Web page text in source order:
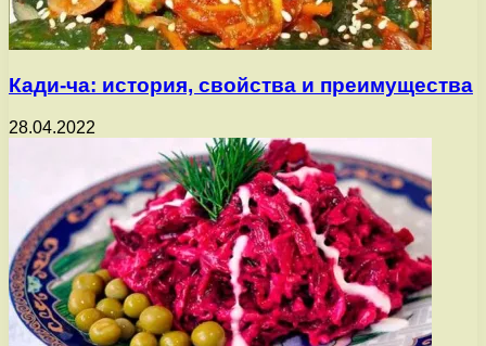
Кади-ча: история, свойства и преимущества
28.04.2022